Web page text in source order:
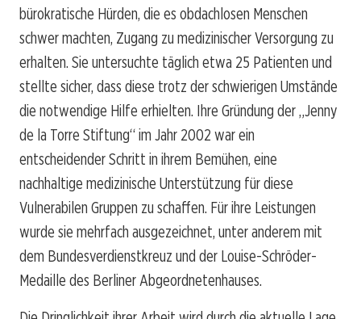
bürokratische Hürden, die es obdachlosen Menschen
schwer machten, Zugang zu medizinischer Versorgung zu
erhalten. Sie untersuchte täglich etwa 25 Patienten und
stellte sicher, dass diese trotz der schwierigen Umstände
die notwendige Hilfe erhielten. Ihre Gründung der „Jenny
de la Torre Stiftung“ im Jahr 2002 war ein
entscheidender Schritt in ihrem Bemühen, eine
nachhaltige medizinische Unterstützung für diese
Vulnerabilen Gruppen zu schaffen. Für ihre Leistungen
wurde sie mehrfach ausgezeichnet, unter anderem mit
dem Bundesverdienstkreuz und der Louise-Schröder-
Medaille des Berliner Abgeordnetenhauses.